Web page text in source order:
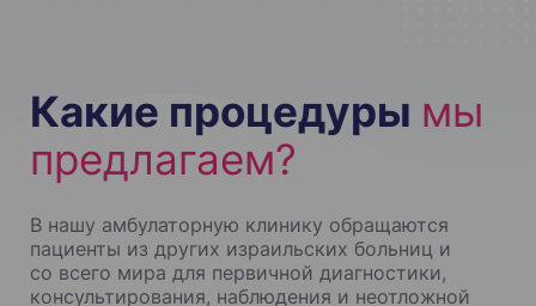
Какие процедуры мы
предлагаем?
В нашу амбулаторную клинику обращаются
пациенты из других израильских больниц и
со всего мира для первичной диагностики,
консультирования, наблюдения и неотложной